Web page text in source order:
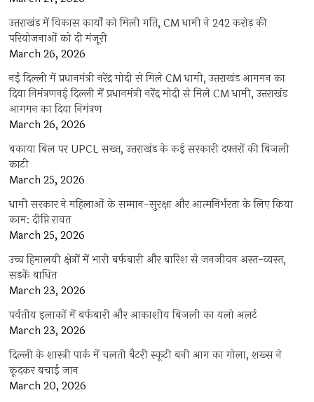
उत्तराखंड में विकास कार्यों को मिली गति, CM धामी ने 242 करोड़ की
परियोजनाओं को दी मंजूरी
March 26, 2026
नई दिल्ली में प्रधानमंत्री नरेंद्र मोदी से मिले CM धामी, उत्तराखंड आगमन का
दिया निमंत्रणनई दिल्ली में प्रधानमंत्री नरेंद्र मोदी से मिले CM धामी, उत्तराखंड
आगमन का दिया निमंत्रण
March 26, 2026
बकाया बिल पर UPCL सख्त, उत्तराखंड के कई सरकारी दफ्तरों की बिजली
काटी
March 25, 2026
धामी सरकार ने महिलाओं के सम्मान-सुरक्षा और आत्मनिर्भरता के लिए किया
काम: दीप्ति रावत
March 25, 2026
उच्च हिमालयी क्षेत्रों में भारी बर्फबारी और बारिश से जनजीवन अस्त-व्यस्त,
सड़कें बाधित
March 23, 2026
पर्वतीय इलाकों में बर्फबारी और आकाशीय बिजली का यलो अलर्ट
March 23, 2026
दिल्ली के शास्त्री पार्क में चलती बैटरी स्कूटी बनी आग का गोला, शख्स ने
कूदकर बचाई जान
March 20, 2026